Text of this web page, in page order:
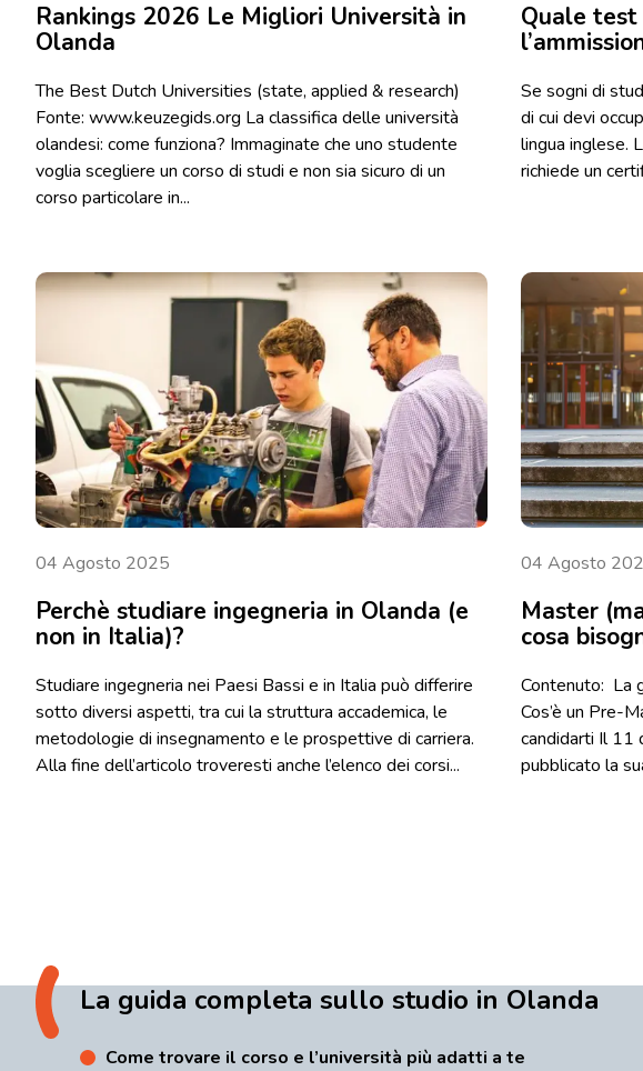
Rankings 2026 Le Migliori Università in
Olanda
The Best Dutch Universities (state, applied & research)
Fonte: www.keuzegids.org La classifica delle università
olandesi: come funziona? Immaginate che uno studente
voglia scegliere un corso di studi e non sia sicuro di un
corso particolare in...
Quale
Se sogni di
di cui devi
lingua inglese.
richiede un
04 Agosto 2025
Perchè studiare ingegneria in Olanda (e
non in Italia)?
Studiare ingegneria nei Paesi Bassi e in Italia può differire
sotto diversi aspetti, tra cui la struttura accademica, le
metodologie di insegnamento e le prospettive di carriera.
Alla fine dell’articolo troveresti anche l’elenco dei corsi...
04 Agosto
Master
cosa
Contenuto: La
Cos’è un Pre-
candidarti Il
pubblicato la
La guida completa sullo studio in Olanda
Come trovare il corso e l’università più adatti a te